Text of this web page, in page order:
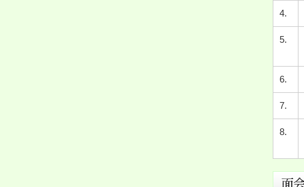
4.
5.
6.
7.
8.